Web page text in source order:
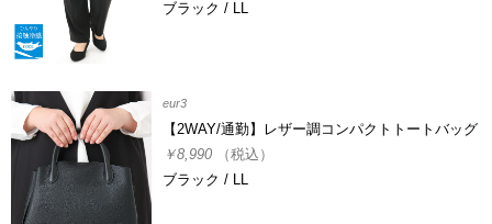
ブラック / LL
eur3
【2WAY/通勤】レザー調コンパクトトートバッグ
￥8,990
（税込）
ブラック / LL